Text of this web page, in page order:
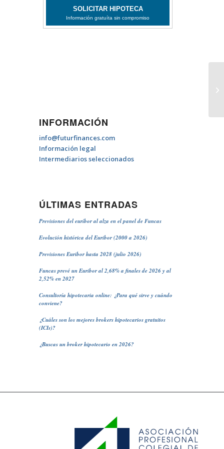
INFORMACIÓN
info@futurfinances.com
Información legal
Intermediarios seleccionados
ÚLTIMAS ENTRADAS
Previsiones del euríbor al alza en el panel de Funcas
Evolución histórica del Euribor (2000 a 2026)
Previsiones Euribor hasta 2028 (julio 2026)
Funcas prevé un Euribor al 2,68% a finales de 2026 y al
2,52% en 2027
Consultoría hipotecaria online: ¿Para qué sirve y cuándo
conviene?
¿Cuáles son los mejores brokers hipotecarios gratuitos
(ICIs)?
¿Buscas un broker hipotecario en 2026?